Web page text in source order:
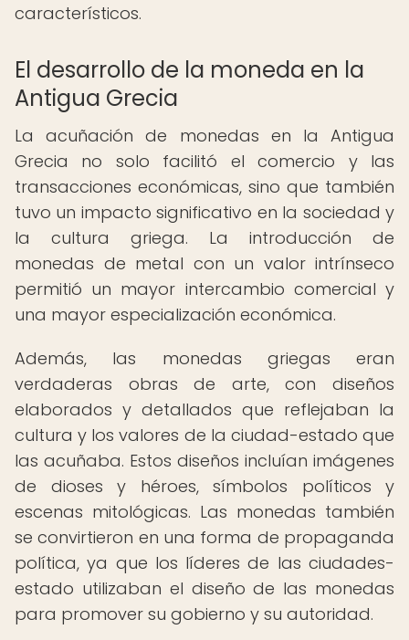
característicos.
El desarrollo de la moneda en la
Antigua Grecia
La acuñación de monedas en la Antigua
Grecia no solo facilitó el comercio y las
transacciones económicas, sino que también
tuvo un impacto significativo en la sociedad y
la cultura griega. La introducción de
monedas de metal con un valor intrínseco
permitió un mayor intercambio comercial y
una mayor especialización económica.
Además, las monedas griegas eran
verdaderas obras de arte, con diseños
elaborados y detallados que reflejaban la
cultura y los valores de la ciudad-estado que
las acuñaba. Estos diseños incluían imágenes
de dioses y héroes, símbolos políticos y
escenas mitológicas. Las monedas también
se convirtieron en una forma de propaganda
política, ya que los líderes de las ciudades-
estado utilizaban el diseño de las monedas
para promover su gobierno y su autoridad.